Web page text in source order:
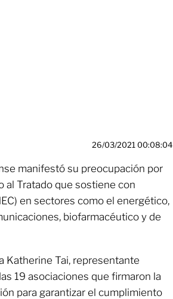
26/03/2021 00:08:04
manifestó su preocupación por
al Tratado que sostiene con
en sectores como el energético,
biofarmacéutico y de
Katherine Tai, representante
19 asociaciones que firmaron la
para garantizar el cumplimiento